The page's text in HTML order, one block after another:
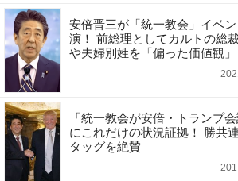
安倍晋三が「統一教会」イベ
演！ 前総理としてカルトの総
や夫婦別姓を「偏った価値観
「統一教会が安倍・トランプ
にこれだけの状況証拠！ 勝共
タッグを絶賛